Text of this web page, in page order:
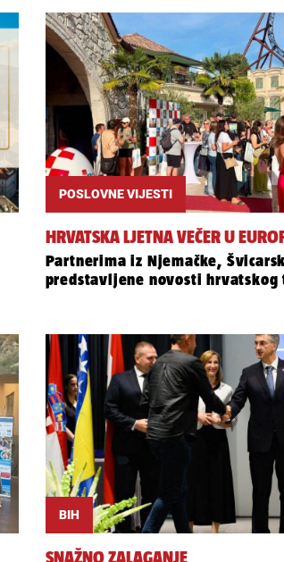
POSLOVNE VIJESTI
HRVATSKA LJETNA VEČER U
Partnerima iz Njemačke,
predstavljene novosti hrvatskog
BIH
SNAŽNO ZALAGANJE